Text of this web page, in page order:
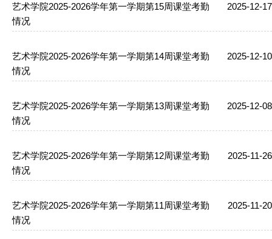
艺术学院2025-2026学年第一学期第15周课堂考勤
情况
2025-12-17
艺术学院2025-2026学年第一学期第14周课堂考勤
情况
2025-12-10
艺术学院2025-2026学年第一学期第13周课堂考勤
情况
2025-12-08
艺术学院2025-2026学年第一学期第12周课堂考勤
情况
2025-11-26
艺术学院2025-2026学年第一学期第11周课堂考勤
情况
2025-11-20